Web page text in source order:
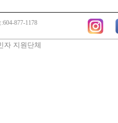
877-1178
자 지원단체